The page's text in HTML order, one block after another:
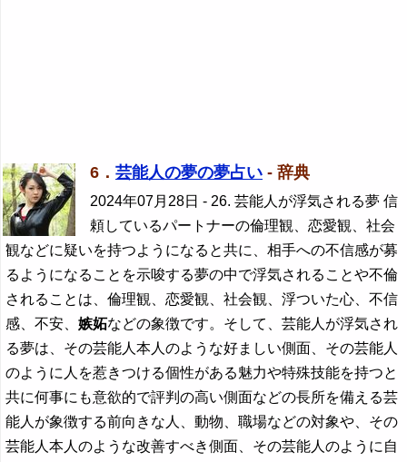
6． 芸能人の夢の夢占い - 辞典
2024年07月28日 - 26. 芸能人が浮気される夢 信
頼しているパートナーの倫理観、恋愛観、社会
観などに疑いを持つようになると共に、相手への不信感が募
るようになることを示唆する夢の中で浮気されることや不倫
されることは、倫理観、恋愛観、社会観、浮ついた心、不信
感、不安、嫉妬などの象徴です。そして、芸能人が浮気され
る夢は、その芸能人本人のような好ましい側面、その芸能人
のように人を惹きつける個性がある魅力や特殊技能を持つと
共に何事にも意欲的で評判の高い側面などの長所を備える芸
能人が象徴する前向きな人、動物、職場などの対象や、その
芸能人本人のような改善すべき側面、その芸能人のように自